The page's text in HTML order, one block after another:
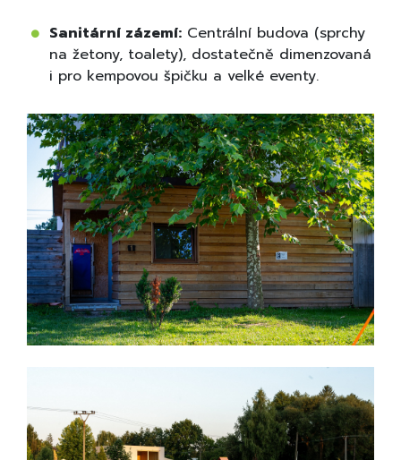
Sanitární zázemí: Centrální budova (sprchy
na žetony, toalety), dostatečně dimenzovaná
i pro kempovou špičku a velké eventy.